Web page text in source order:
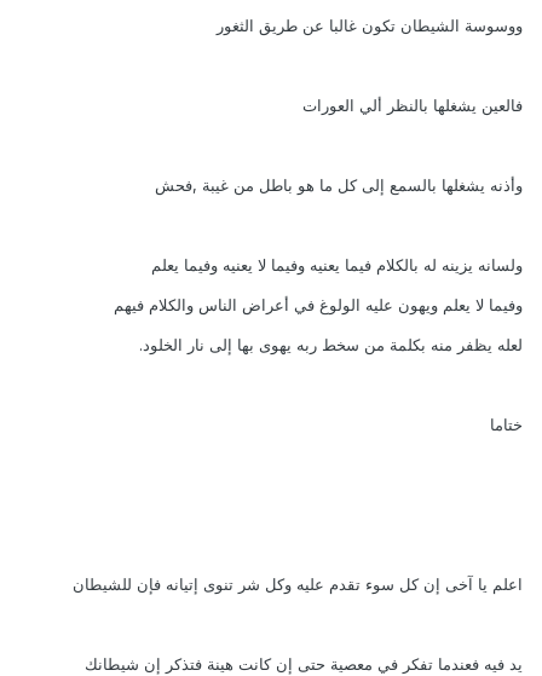
ووسوسة الشيطان تكون غالبا عن طريق الثغور
فالعين يشغلها بالنظر ألي العورات
وأذنه يشغلها بالسمع إلى كل ما هو باطل من غيبة ,فحش
ولسانه يزينه له بالكلام فيما يعنيه وفيما لا يعنيه وفيما يعلم
وفيما لا يعلم ويهون عليه الولوغ في أعراض الناس والكلام فيهم
لعله يظفر منه بكلمة من سخط ربه يهوى بها إلى نار الخلود.
ختاما
اعلم يا آخى إن كل سوء تقدم عليه وكل شر تنوى إتيانه فإن للشيطان
يد فيه فعندما تفكر في معصية حتى إن كانت هينة فتذكر إن شيطانك